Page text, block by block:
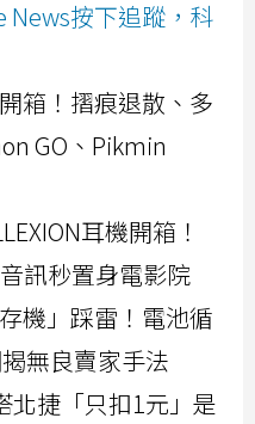
News按下追蹤，科
箱！摺痕退散、多
GO、Pikmin
耳機開箱！
訊秒置身電影院
機」踩雷！電池循
無良賣家手法
北捷「只扣1元」是